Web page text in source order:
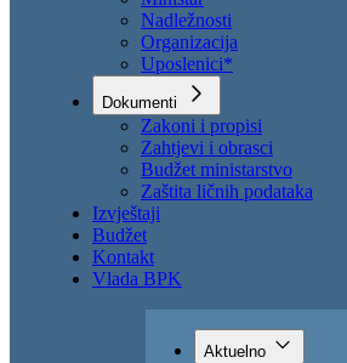
Nadležnosti
Organizacija
Uposlenici*
Dokumenti
Zakoni i propisi
Zahtjevi i obrasci
Budžet ministarstvo
Zaštita ličnih podataka
Izvještaji
Budžet
Kontakt
Vlada BPK
Aktuelno